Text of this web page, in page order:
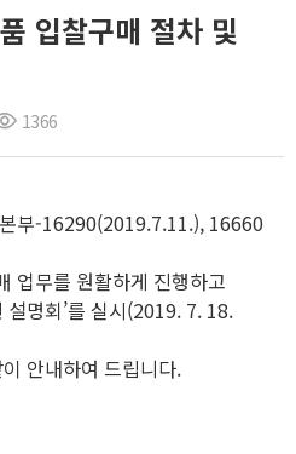
입찰구매 절차 및
1366
부-16290(2019.7.11.), 16660
업무를 원활하게 진행하고
설명회’를 실시(2019. 7. 18.
안내하여 드립니다.